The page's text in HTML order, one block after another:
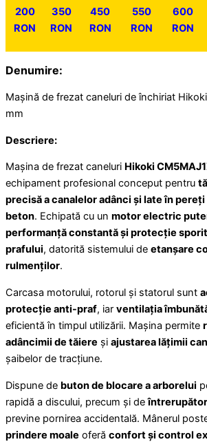
200
RON
350
RON
450
RON
550
RON
600
RON
Denumire:
Maşină de frezat caneluri de închiriat
mm
Descriere:
Mașina de frezat caneluri Hikoki
echipament profesional conceput pentru
precisă a canalelor adânci și late în
beton. Echipată cu un motor electric
performanță constantă și protecție
prafului, datorită sistemului de etanșare
rulmenților.
Carcasa motorului, rotorul și statorul sunt
protecție anti-praf, iar ventilația
eficientă în timpul utilizării. Mașina permite
adâncimii de tăiere și ajustarea lățimii
șaibelor de tracțiune.
Dispune de buton de blocare a arborelui
rapidă a discului, precum și de
previne pornirea accidentală. Mânerul
prindere moale oferă confort și control